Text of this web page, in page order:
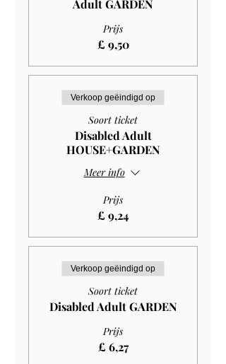
Adult GARDEN
Prijs
£ 9,50
Verkoop geëindigd op
Soort ticket
Disabled Adult
HOUSE+GARDEN
Meer info
Prijs
£ 9,24
Verkoop geëindigd op
Soort ticket
Disabled Adult GARDEN
Prijs
£ 6,27